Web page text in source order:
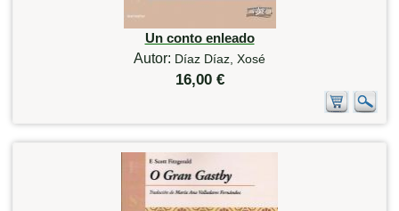
Un conto enleado
Autor: Díaz Díaz, Xosé
16,00 €